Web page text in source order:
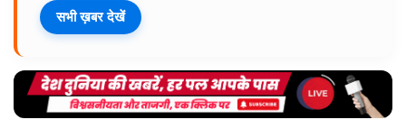
सभी ख़बर देखें